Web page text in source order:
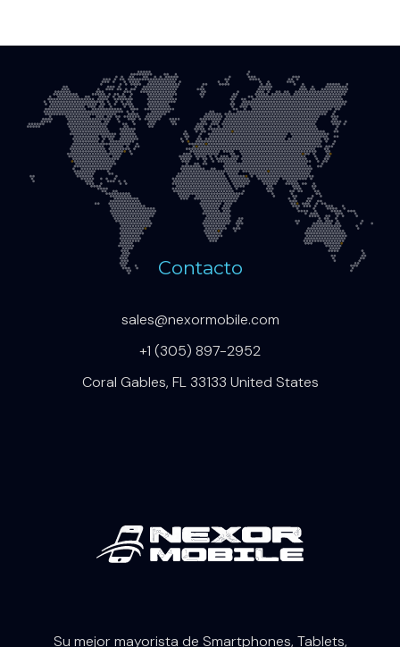
Contacto
sales@nexormobile.com
+1 (305) 897-2952
Coral Gables, FL 33133 United States
Su mejor mayorista de Smartphones, Tablets,